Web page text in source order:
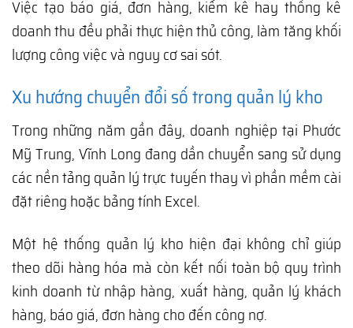
Việc tạo báo giá, đơn hàng, kiểm kê hay thống kê
doanh thu đều phải thực hiện thủ công, làm tăng khối
lượng công việc và nguy cơ sai sót.
Xu hướng chuyển đổi số trong quản lý kho
Trong những năm gần đây, doanh nghiệp tại Phước
Mỹ Trung, Vĩnh Long đang dần chuyển sang sử dụng
các nền tảng quản lý trực tuyến thay vì phần mềm cài
đặt riêng hoặc bảng tính Excel.
Một hệ thống quản lý kho hiện đại không chỉ giúp
theo dõi hàng hóa mà còn kết nối toàn bộ quy trình
kinh doanh từ nhập hàng, xuất hàng, quản lý khách
hàng, báo giá, đơn hàng cho đến công nợ.